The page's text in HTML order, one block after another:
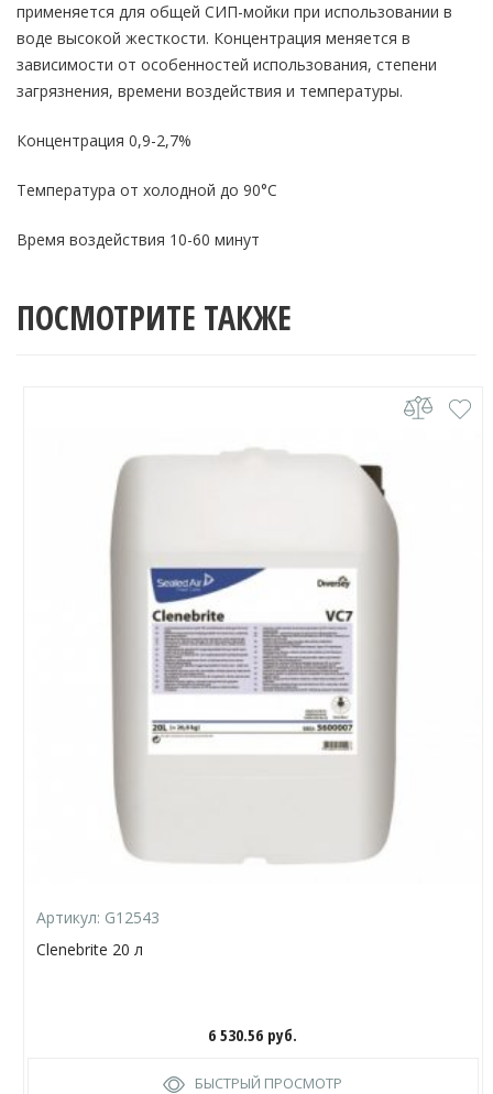
применяется для общей СИП-мойки при использовании в
воде высокой жесткости. Концентрация меняется в
зависимости от особенностей использования, степени
загрязнения, времени воздействия и температуры.
Концентрация 0,9-2,7%
Температура от холодной до 90°С
Время воздействия 10-60 минут
ПОСМОТРИТЕ ТАКЖЕ
Артикул: G12543
Clenebrite 20 л
6 530.56 руб.
БЫСТРЫЙ ПРОСМОТР